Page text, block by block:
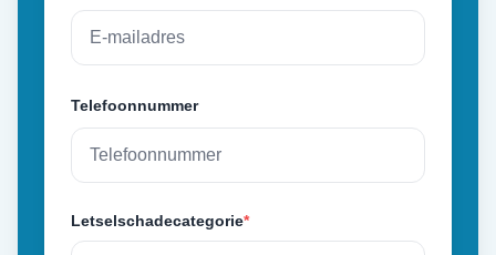
Telefoonnummer
Letselschadecategorie*